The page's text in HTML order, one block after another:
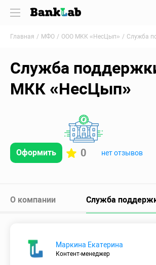
Главная МФО ООО МКК «НесЦып» Служба
Служба
МКК «НесЦып»
Оформить 0 нет отзывов
О компании Служба
Маркина Екатерина
Контент-менеджер